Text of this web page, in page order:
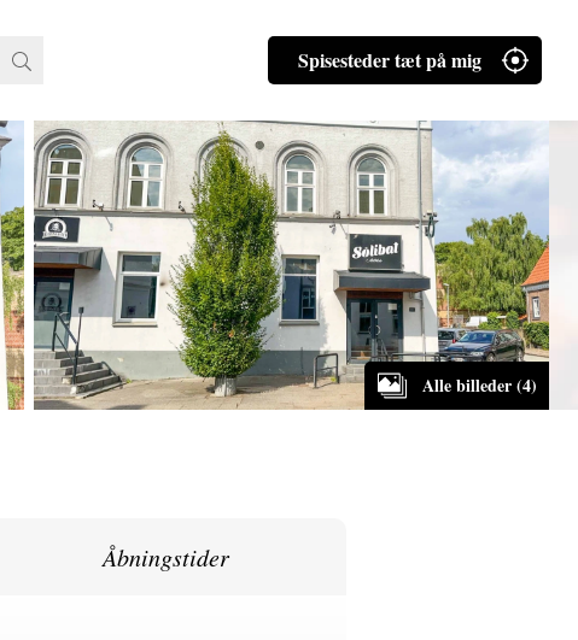
Spisesteder tæt på mig
Alle billeder (4)
Åbningstider